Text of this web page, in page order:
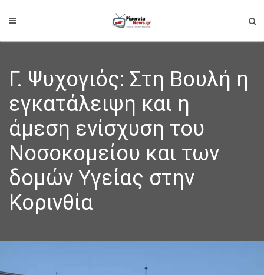
Γ. Ψυχογιός: Στη Βουλή η
εγκατάλειψη και η
άμεση ενίσχυση του
Νοσοκομείου και των
δομών Υγείας στην
Κορινθία